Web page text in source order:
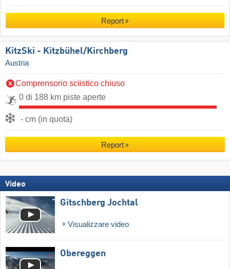
Report
KitzSki - Kitzbühel/​Kirchberg
Austria
Comprensorio sciistico chiuso
0 di 188 km piste aperte
- cm (in quota)
Report
Video
Gitschberg Jochtal
Visualizzare video
Obereggen